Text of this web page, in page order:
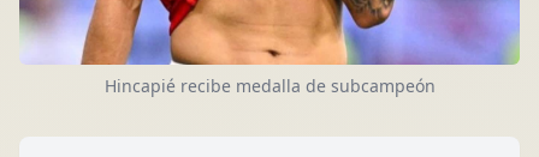
Hincapié recibe medalla de subcampeón